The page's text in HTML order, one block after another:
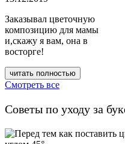
Заказывал цветочную
композицию для мамы
и,скажу я вам, она в
восторге!
читать полностью
Смотреть все
Советы по уходу за